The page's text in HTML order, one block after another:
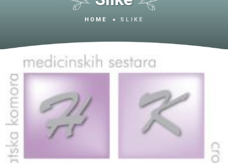
HOME SLIKE